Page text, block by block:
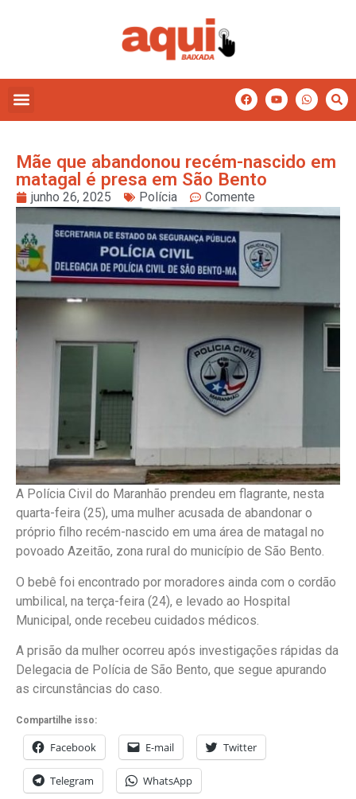
Mãe que abandonou recém-nascido em
matagal é presa em São Bento
junho 26, 2025 Polícia Comente
A Polícia Civil do Maranhão prendeu em flagrante, nesta
quarta-feira (25), uma mulher acusada de abandonar o
próprio filho recém-nascido em uma área de matagal no
povoado Azeitão, zona rural do município de São Bento.
O bebê foi encontrado por moradores ainda com o cordão
umbilical, na terça-feira (24), e levado ao Hospital
Municipal, onde recebeu cuidados médicos.
A prisão da mulher ocorreu após investigações rápidas da
Delegacia de Polícia de São Bento, que segue apurando
as circunstâncias do caso.
Compartilhe isso:
Facebook E-mail Twitter
Telegram WhatsApp